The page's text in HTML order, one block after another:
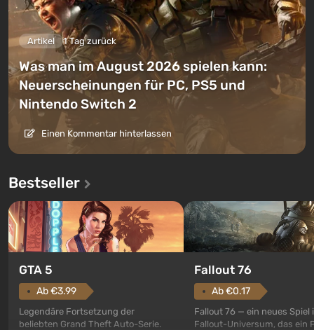
Artikel 1 Tag zurück
Was man im August 2026 spielen kann:
Neuerscheinungen für PC, PS5 und
Nintendo Switch 2
Einen Kommentar hinterlassen
Bestseller
GTA 5
Ab €3.99
Legendäre Fortsetzung der
beliebten Grand Theft Auto-Serie.
Fallout 76
Ab €0.17
Fallout 76 — ein neues Spiel
Fallout-Universum, das ein